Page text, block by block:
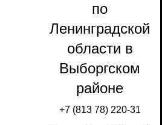
по
Ленинградской
области в
Выборгском
районе
+7 (813 78) 220-31